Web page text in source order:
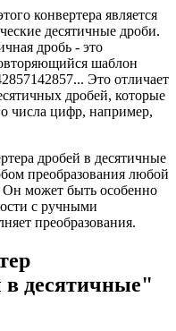
конвертера является
десятичные дроби.
дробь - это
шаблон
Это отличает
дробей, которые
числа цифр, например,
дробей в десятичные
преобразования любой
Он может быть особенно
с ручными
преобразования.
в десятичные"